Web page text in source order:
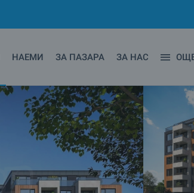
НАЕМИ ЗА ПАЗАРА ЗА НАС